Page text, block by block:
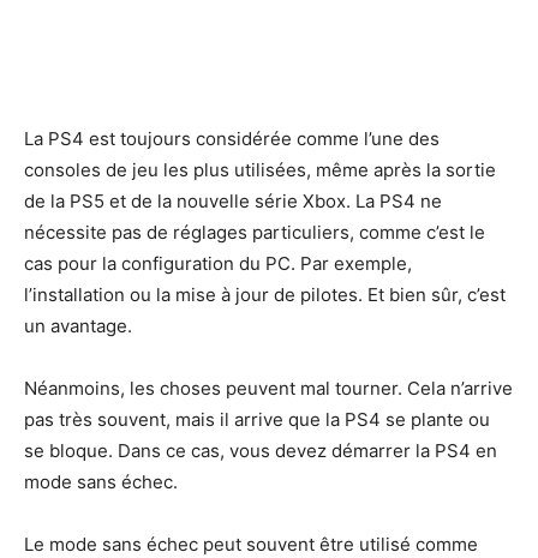
La PS4 est toujours considérée comme l’une des
consoles de jeu les plus utilisées, même après la sortie
de la PS5 et de la nouvelle série Xbox. La PS4 ne
nécessite pas de réglages particuliers, comme c’est le
cas pour la configuration du PC. Par exemple,
l’installation ou la mise à jour de pilotes. Et bien sûr, c’est
un avantage.
Néanmoins, les choses peuvent mal tourner. Cela n’arrive
pas très souvent, mais il arrive que la PS4 se plante ou
se bloque. Dans ce cas, vous devez démarrer la PS4 en
mode sans échec.
Le mode sans échec peut souvent être utilisé comme